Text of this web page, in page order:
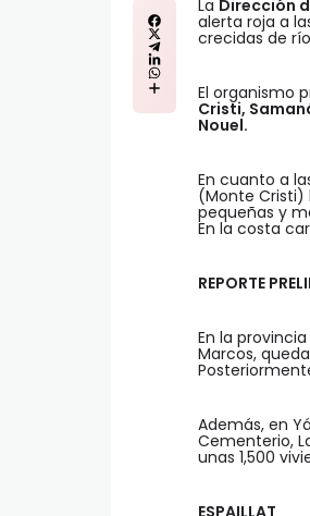
La Dirección
alerta roja a
crecidas de
El organismo
Cristi,
Nouel.
En cuanto a
(Monte Cristi)
pequeñas y
En la costa
REPORTE
En la provincia
Marcos,
Además, en
Cementerio,
unas 1,500
ESPAILLAT